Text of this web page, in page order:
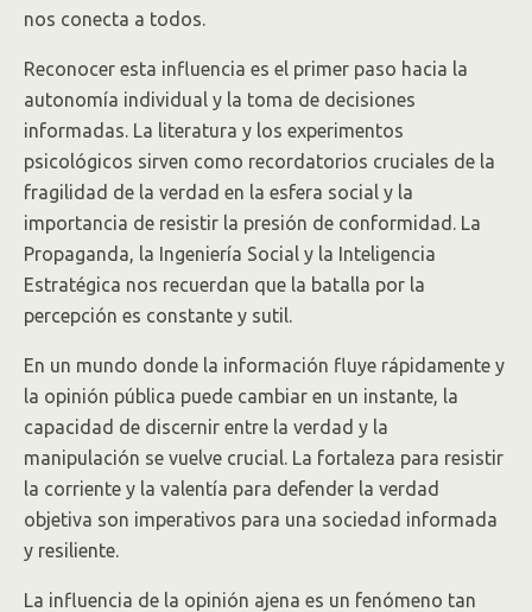
nos conecta a todos.
Reconocer esta influencia es el primer paso hacia la
autonomía individual y la toma de decisiones
informadas. La literatura y los experimentos
psicológicos sirven como recordatorios cruciales de la
fragilidad de la verdad en la esfera social y la
importancia de resistir la presión de conformidad. La
Propaganda, la Ingeniería Social y la Inteligencia
Estratégica nos recuerdan que la batalla por la
percepción es constante y sutil.
En un mundo donde la información fluye rápidamente y
la opinión pública puede cambiar en un instante, la
capacidad de discernir entre la verdad y la
manipulación se vuelve crucial. La fortaleza para resistir
la corriente y la valentía para defender la verdad
objetiva son imperativos para una sociedad informada
y resiliente.
La influencia de la opinión ajena es un fenómeno tan